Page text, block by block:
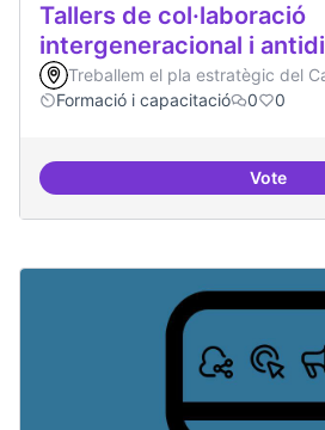
Tallers de col·laboració
intergeneracional i
Treballem el pla estratègic del
Formació i capacitació
0 0
Vote